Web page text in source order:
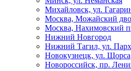
Михайловск, ул.
Москва, Можайский
Москва, Нахимовский
Нижний Новгород
Нижний Тагил, ул.
Новокузнецк, ул. Щорса
Новороссийск, пр.